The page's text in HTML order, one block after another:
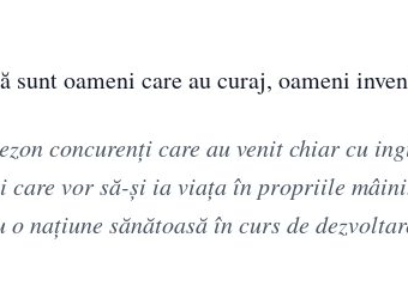
sunt oameni care au curaj, oameni
concurenți care au venit chiar cu
care vor să-și ia viața în propriile
națiune sănătoasă în curs de